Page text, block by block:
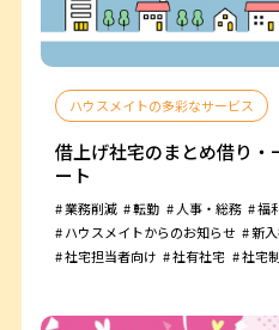
ハウスメイトの多彩なサービス
借上げ社宅のまとめ借り・
ート
業務削減 転勤 人事・総務
福
ハウスメイトからのお知らせ
新
社宅担当者向け
社有社宅 社宅